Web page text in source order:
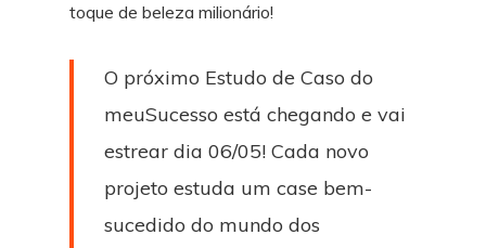
toque de beleza milionário!
O próximo Estudo de Caso do
meuSucesso está chegando e vai
estrear dia 06/05! Cada novo
projeto estuda um case bem-
sucedido do mundo dos